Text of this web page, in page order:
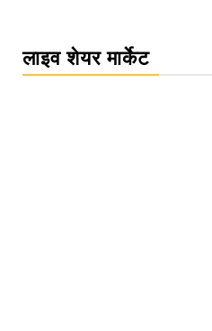
लाइव शेयर मार्केट